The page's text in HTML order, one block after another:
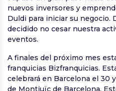
nuevos inversores y
Duldi para iniciar su negocio.
decidido no cesar nuestra
eventos.
A finales del próximo mes
franquicias Bizfranquicias.
celebrará en Barcelona el 30
de Montjuïc de Barcelona.